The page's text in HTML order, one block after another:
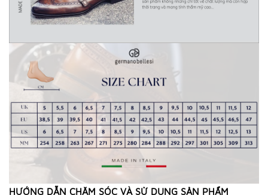
HƯỚNG DẪN CHĂM SÓC VÀ SỬ DỤNG SẢN PHẨM